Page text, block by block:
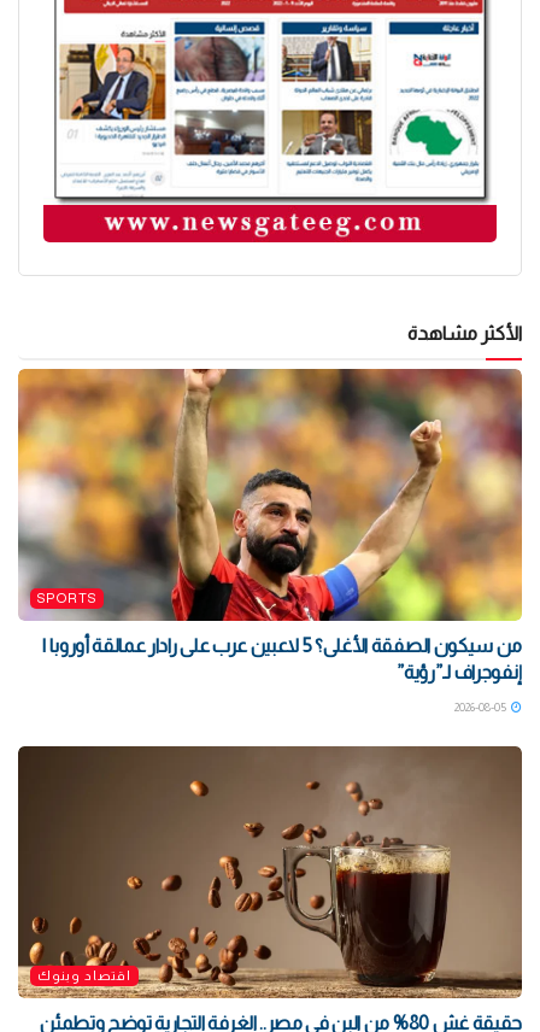
الأكثر مشاهدة
SPORTS
من سيكون الصفقة الأغلى؟ 5 لاعبين عرب على رادار عمالقة أوروبا |
إنفوجراف لـ”رؤية”
اقتصاد وبنوك
حقيقة غش 80% من البن في مصر.. الغرفة التجارية توضح وتطمئن